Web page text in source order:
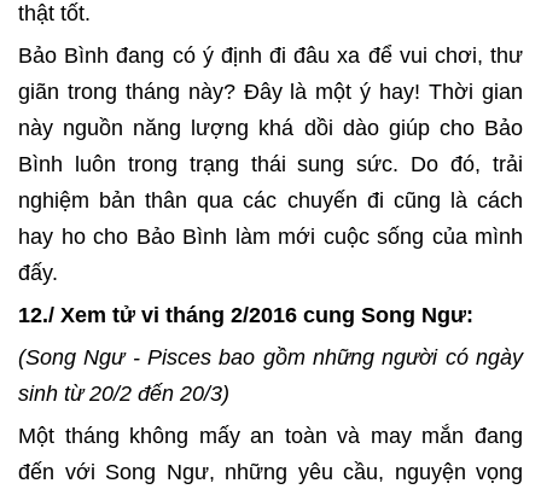
thật tốt.
Bảo Bình đang có ý định đi đâu xa để vui chơi, thư
giãn trong tháng này? Đây là một ý hay! Thời gian
này nguồn năng lượng khá dồi dào giúp cho Bảo
Bình luôn trong trạng thái sung sức. Do đó, trải
nghiệm bản thân qua các chuyến đi cũng là cách
hay ho cho Bảo Bình làm mới cuộc sống của mình
đấy.
12./ Xem tử vi tháng 2/2016 cung Song Ngư:
(Song Ngư - Pisces bao gồm những người có ngày
sinh từ 20/2 đến 20/3)
Một tháng không mấy an toàn và may mắn đang
đến với Song Ngư, những yêu cầu, nguyện vọng